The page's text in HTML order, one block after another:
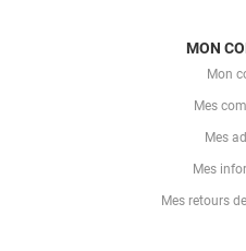
MON
Mon
Mes
Mes
Mes
Mes retours